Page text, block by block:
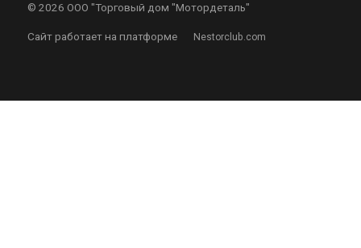
© 2026 ООО "Торговый дом "Мотордеталь"
Сайт работает на платформе Nestorclub.com